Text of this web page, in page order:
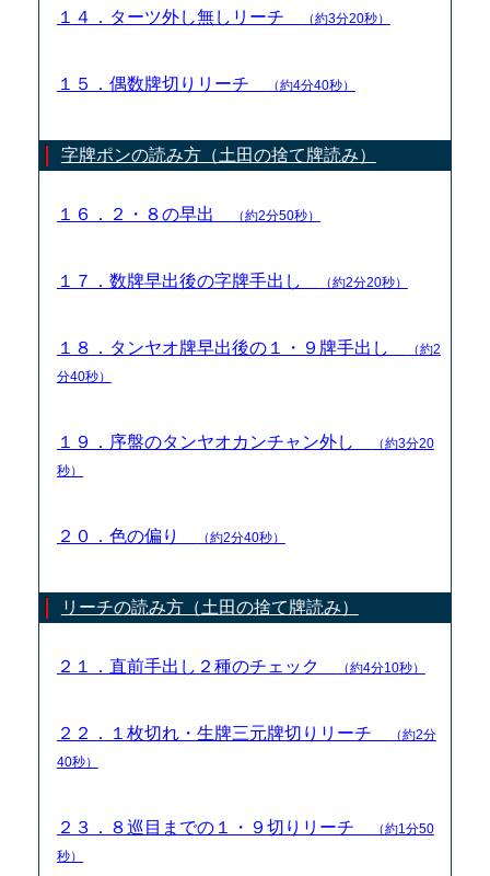
１４．ターツ外し無しリーチ （約3分20秒）
１５．偶数牌切りリーチ （約4分40秒）
字牌ポンの読み方（土田の捨て牌読み）
１６．２・８の早出 （約2分50秒）
１７．数牌早出後の字牌手出し （約2分20秒）
１８．タンヤオ牌早出後の１・９牌手出し
（約2
分40秒）
１９．序盤のタンヤオカンチャン外し
（約3分20
秒）
２０．色の偏り （約2分40秒）
リーチの読み方（土田の捨て牌読み）
２１．直前手出し２種のチェック （約4分10秒）
２２．１枚切れ・生牌三元牌切りリーチ
（約2分
40秒）
２３．８巡目までの１・９切りリーチ
（約1分50
秒）